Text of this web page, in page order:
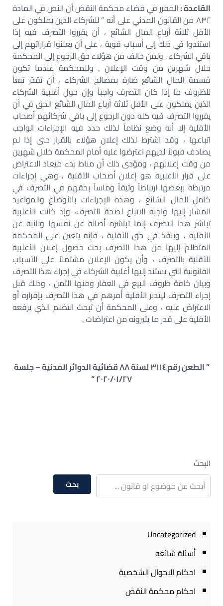
القاعدة :المقرر في قضاء محكمة النقض أن النص في المادة
٨٣٢ من القانون المدني على أنه ” للشركاء الذين يملكون على
الأقل ثلاثة أرباع المال الشائع ، أن يقرروا التصرف فيه إذا
استندوا في ذلك إلى أسباب قوية ، على أن يعلنوا قراراتهم إلى
باقي الشركاء . ولمن خالف من هؤلاء حق الرجوع إلى المحكمة
خلال شهرين من وقت الإعلان . وللمحكمة عندما تكون
قسمة المال الشائع ضارة بمصالح الشركاء ، أن تقدّر تبعاً
للظروف ما إذا كان التصرف واجباً وإن خول أغلبية الشركاء
الذين يملكون على الأقل ثلاثة أرباع المال الشائع الحق في أن
يقرروا التصرف فيه كله دون الرجوع إلى باقي شركائهم أصحاب
الأقلية إلا أنه وضع نظاماً لذلك حدد فيه الإجراءات الواجب
اتباعها ، وقد اشترط لذلك إعلان هؤلاء بالقرار حتى إذا لم
يصادف قبولاً لديهم اعترضوا عليه أمام المحكمة خلال شهرين
من وقت إعلانهم ، ومؤدى ذلك أن مناط بدء ميعاد الاعتراض
على قرار الأغلبية هو إعلان أصحاب الأقلية ، وهي إجراءات
مرتبطة ببعضها ارتباطاً وثيقاً وماساً بحقهم في التصرف في
كامل المال الشائع ، وهذه الإجراءات بالأوضاع والمواعيد
المشار إليها واجبة الاتباع لصحة التصرف، وإذ كانت الأغلبية
تباشر هذا التصرف إنما تباشره أصالة عن نفسها ونائبة عن
الأقلية ، وينفذ في حق الأقلية ، فإنه يتعين على المحكمة
المتظلم إليها من هذا التصرف بحث حصول إعلان الأغلبية
للأقلية بالتصرف ، وأن يكون الإعلان مشتملاً على الأسباب
القانونية التي يستند إليها أغلبية الشركاء في إجراء هذا التصرف
وبيان كافة ظروف البيع في العقار ومنها الثمن ، وذلك قبل
إجراء التصرف ليتدبر الأقلية أمرهم في هذا التصرف بإقراره أو
الاعتراض عليه ، وعلى المحكمة أن تبحث التظلم الذي يرفعه
الأقلية على قدر ما يثيرونه من اعتراضات .
” الطعن رقم ٣١١٤ لسنة ٨٨ قضائية الدوائر المدنية – جلسة
٢٠٢٠/٠١/٢٧ “
البحث
بحث
Uncategorized
أسئلة شائعة
احكام الاحوال الشخصية
احكام محكمة النقض